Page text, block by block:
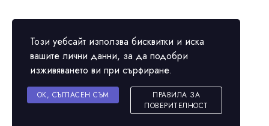
Този уебсайт използва бисквитки и иска
вашите лични данни, за да подобри
изживяването ви при сърфиране.
OK, СЪГЛАСЕН СЪМ
ПРАВИЛА ЗА
ПОВЕРИТЕЛНОСТ